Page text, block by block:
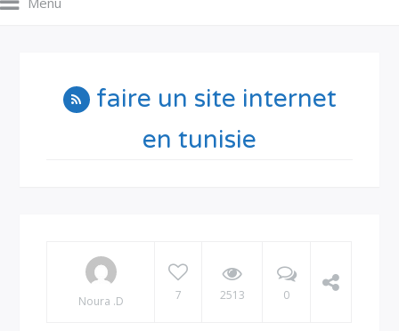
faire un site internet
en tunisie
Noura .D 7 2513 0